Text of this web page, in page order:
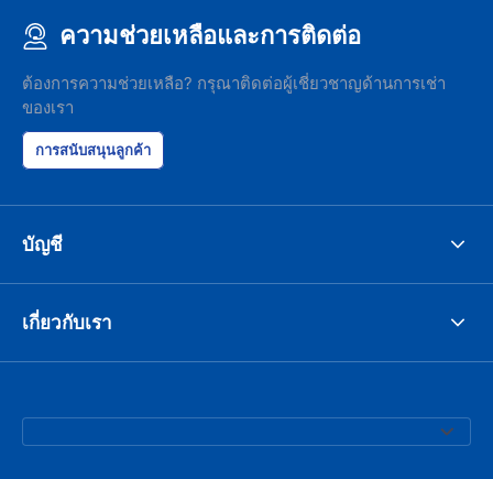
ความช่วยเหลือและการติดต่อ
ต้องการความช่วยเหลือ? กรุณาติดต่อผู้เชี่ยวชาญด้านการเช่า
ของเรา
การสนับสนุนลูกค้า
บัญชี
เกี่ยวกับเรา